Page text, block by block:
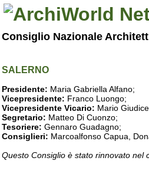
Consiglio Nazionale
SALERNO
Presidente: Maria Gabriella Alfano;
Vicepresidente: Franco Luongo;
Vicepresidente Vicario: Mario
Segretario: Matteo Di Cuonzo;
Tesoriere: Gennaro Guadagno;
Consiglieri: Marcoalfonso Capua,
Questo Consiglio è stato rinnovato nel